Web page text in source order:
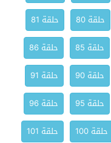
حلقة 80
حلقة 81
حلقة 85
حلقة 86
حلقة 90
حلقة 91
حلقة 95
حلقة 96
حلقة 100
حلقة 101